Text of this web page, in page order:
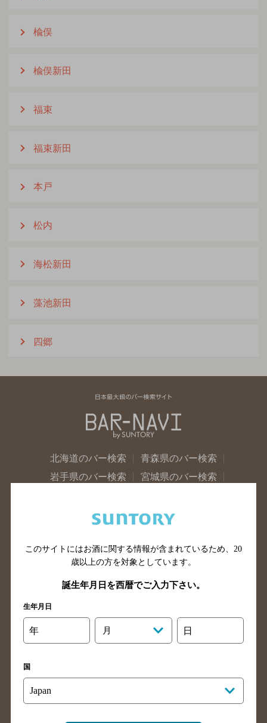
楡俣
楡俣新田
福束
福束新田
本戸
松内
海松新田
藻池新田
四郷
北海道のバー検索
青森県のバー検索
岩手県のバー検索
宮城県のバー検索
福島県のバー検索
茨城県のバー検索
山梨県のバー検索
長野県のバー検索
新潟県のバー検索
東京都のバー検索
神奈川県のバー検索
千葉県のバー検索
埼玉県のバー検索
静岡県のバー検索
三重県のバー検索
岐阜県のバー検索
富山県のバー検索
大阪府のバー検索
京都府のバー検索
このサイトにはお酒に関する情報が含まれているため、 20
歳以上の方を対象としています。
誕生年月日を西暦でご入力下さい。
生年月日
年 月 日
国